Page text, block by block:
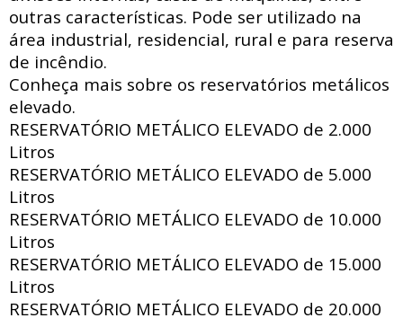
outras características. Pode ser utilizado na
área industrial, residencial, rural e para reserva
de incêndio.
Conheça mais sobre os reservatórios metálicos
elevado.
RESERVATÓRIO METÁLICO ELEVADO de 2.000
Litros
RESERVATÓRIO METÁLICO ELEVADO de 5.000
Litros
RESERVATÓRIO METÁLICO ELEVADO de 10.000
Litros
RESERVATÓRIO METÁLICO ELEVADO de 15.000
Litros
RESERVATÓRIO METÁLICO ELEVADO de 20.000